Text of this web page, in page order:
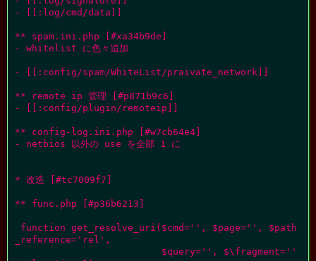
- [[:log/cmd/data]]
** spam.ini.php [#xa34b9de]
- whitelist に色々追加
- [[:config/spam/WhiteList/praivate_network]]
** remote ip 管理 [#p871b9c6]
- [[:config/plugin/remoteip]]
** config-log.ini.php [#w7cb64e4]
- netbios 以外の use を全部 1 に
* 改造 [#tc7009f7]
** func.php [#p36b6213]
_reference='rel',